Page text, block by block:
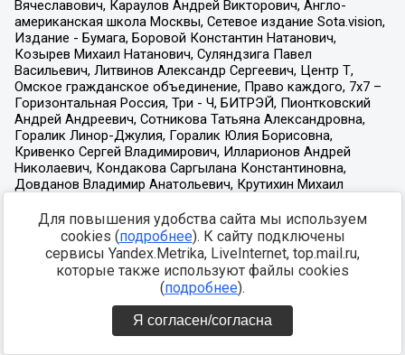
Для повышения удобства сайта мы используем
cookies (подробнее). К сайту подключены
сервисы Yandex.Metrika, LiveInternet, top.mail.ru,
которые также используют файлы cookies
(подробнее).
Я согласен/согласна